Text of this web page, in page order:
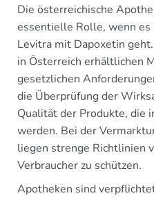
Die österreichische
essentielle Rolle, wenn es
Levitra mit Dapoxetin
in Österreich erhältlichen
gesetzlichen
die Überprüfung der
Qualität der Produkte, die
werden. Bei der
liegen strenge Richtlinien
Verbraucher zu schützen.
Apotheken sind